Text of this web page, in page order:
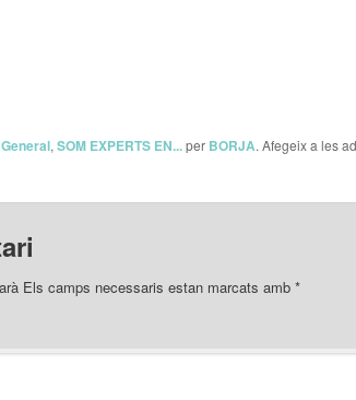
General, SOM EXPERTS EN...per BORJA. Afegeix a les
Els camps necessaris estan marcats amb *